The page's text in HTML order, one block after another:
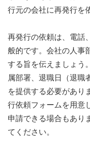
行元の会社に再発行を
再発行の依頼は、電話
般的です。会社の人事
する旨を伝えましょう
属部署、退職日（退職
を提供する必要があり
行依頼フォームを用意
申請できる場合もあり
てください。